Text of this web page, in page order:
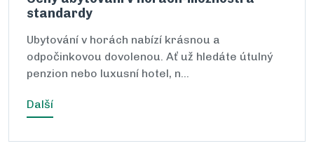
standardy
Ubytování v horách nabízí krásnou a
odpočinkovou dovolenou. Ať už hledáte útulný
penzion nebo luxusní hotel, n…
Další